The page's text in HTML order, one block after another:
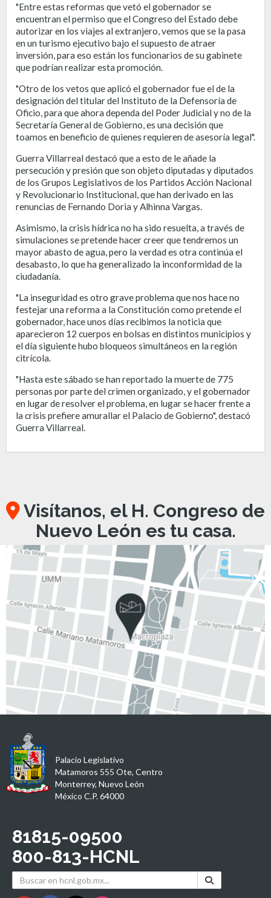
"Entre estas reformas que vetó el gobernador se
encuentran el permiso que el Congreso del Estado debe
autorizar en los viajes al extranjero, vemos que se la pasa
en un turismo ejecutivo bajo el supuesto de atraer
inversión, para eso están los funcionarios de su gabinete
que podrían realizar esta promoción.
"Otro de los vetos que aplicó el gobernador fue el de la
designación del titular del Instituto de la Defensoría de
Oficio, para que ahora dependa del Poder Judicial y no de la
Secretaría General de Gobierno, es una decisión que
toamos en beneficio de quienes requieren de asesoría legal".
Guerra Villarreal destacó que a esto de le añade la
persecución y presión que son objeto diputadas y diputados
de los Grupos Legislativos de los Partidos Acción Nacional
y Revolucionario Institucional, que han derivado en las
renuncias de Fernando Doria y Alhinna Vargas.
Asimismo, la crisis hídrica no ha sido resuelta, a través de
simulaciones se pretende hacer creer que tendremos un
mayor abasto de agua, pero la verdad es otra continúa el
desabasto, lo que ha generalizado la inconformidad de la
ciudadanía.
"La inseguridad es otro grave problema que nos hace no
festejar una reforma a la Constitución como pretende el
gobernador, hace unos días recibimos la noticia que
aparecieron 12 cuerpos en bolsas en distintos municipios y
el día siguiente hubo bloqueos simultáneos en la región
citrícola.
"Hasta este sábado se han reportado la muerte de 775
personas por parte del crimen organizado, y el gobernador
en lugar de resolver el problema, en lugar se hacer frente a
la crisis prefiere amurallar el Palacio de Gobierno", destacó
Guerra Villarreal.
Visítanos, el H. Congreso de
Nuevo León es tu casa.
Palacio Legislativo
Matamoros 555 Ote, Centro
Monterrey, Nuevo León
México C.P. 64000
81815-09500
800-813-HCNL